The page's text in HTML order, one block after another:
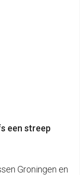
een streep
Groningen en